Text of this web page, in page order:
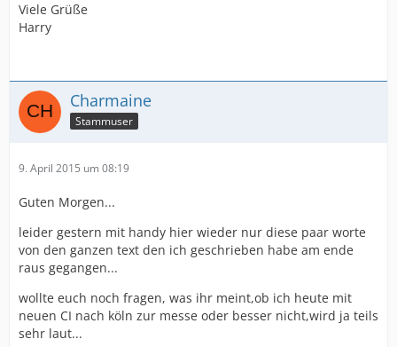
Viele Grüße
Harry
Charmaine
Stammuser
9. April 2015 um 08:19
Guten Morgen...
leider gestern mit handy hier wieder nur diese paar worte
von den ganzen text den ich geschrieben habe am ende
raus gegangen...
wollte euch noch fragen, was ihr meint,ob ich heute mit
neuen CI nach köln zur messe oder besser nicht,wird ja teils
sehr laut...